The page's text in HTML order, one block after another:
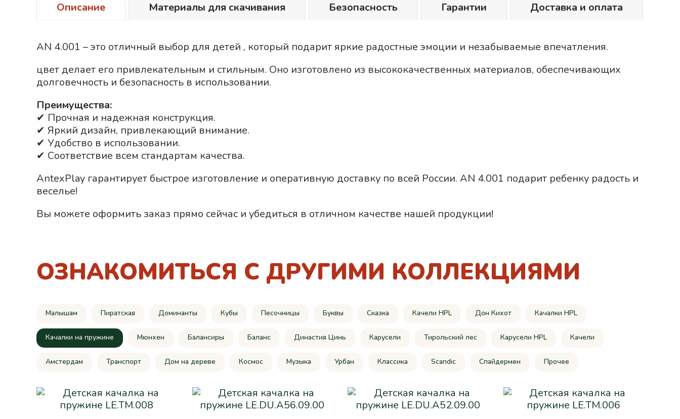
Описание Материалы для скачивания Безопасность Гарантии Доставка и оплата
AN 4.001 – это отличный выбор для детей , который подарит яркие радостные эмоции и незабываемые впечатления.
цвет делает его привлекательным и стильным. Оно изготовлено из высококачественных материалов, обеспечивающих
долговечность и безопасность в использовании.
Преимущества:
✔ Прочная и надежная конструкция.
✔ Яркий дизайн, привлекающий внимание.
✔ Удобство в использовании.
✔ Соответствие всем стандартам качества.
AntexPlay гарантирует быстрое изготовление и оперативную доставку по всей России. AN 4.001 подарит ребенку радость и
веселье!
Вы можете оформить заказ прямо сейчас и убедиться в отличном качестве нашей продукции!
ОЗНАКОМИТЬСЯ С ДРУГИМИ КОЛЛЕКЦИЯМИ
Малышам Пиратская Доминанты Кубы Песочницы Буквы Сказка Качели HPL Дон Кихот Качалки HPL
Качалки на пружине Мюнхен Балансиры Баланс Династия Цинь Карусели Тирольский лес Карусели HPL Качели
Амстердам Транспорт Дом на дереве Космос Музыка Урбан Классика Scandic Спайдермен Прочее